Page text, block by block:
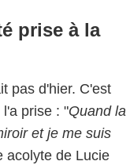
prise à la
pas d'hier. C'est
prise : "Quand la
et je me suis
acolyte de Lucie